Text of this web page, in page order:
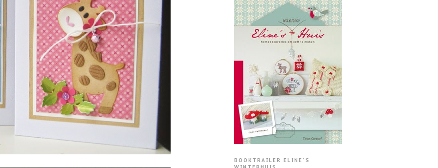
BOOKTRAILER ELINE'S